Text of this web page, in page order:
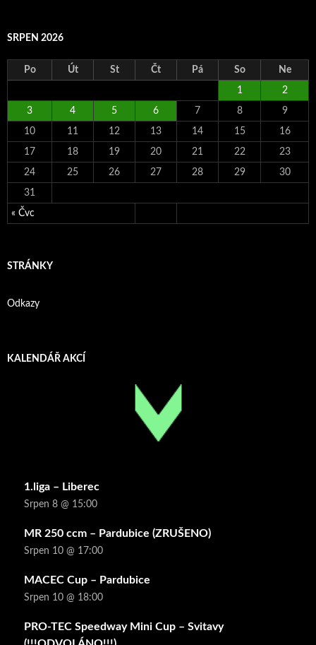
SRPEN 2026
Po Út St Čt Pá So Ne
« Čvc
1 2
3 4 5 6 7 8 9
10 11 12 13 14 15 16
17 18 19 20 21 22 23
24 25 26 27 28 29 30
31
STRÁNKY
Odkazy
KALENDÁŘ AKCÍ
1.liga – Liberec
Srpen 8 @ 15:00
MR 250 ccm – Pardubice (ZRUŠENO)
Srpen 10 @ 17:00
MACEC Cup – Pardubice
Srpen 10 @ 18:00
PRO-TEC Speedway Mini Cup – Svitavy